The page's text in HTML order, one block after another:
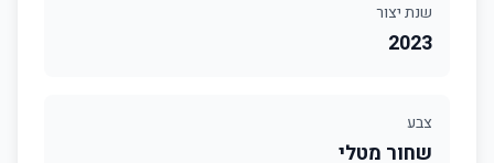
שנת יצור
2023
צבע
שחור מטלי